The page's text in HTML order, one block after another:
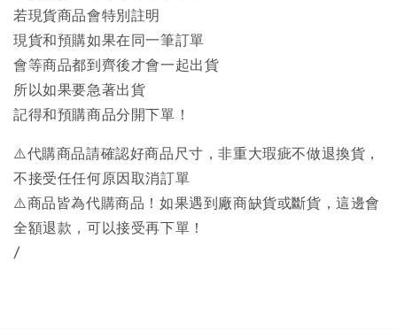
若現貨商品會特別註明
現貨和預購如果在同一筆訂單
會等商品都到齊後才會一起出貨
所以如果要急著出貨
記得和預購商品分開下單！
⚠️代購商品請確認好商品尺寸，非重大瑕疵不做退換貨，
不接受任任何原因取消訂單
⚠️商品皆為代購商品！如果遇到廠商缺貨或斷貨，這邊會
全額退款，可以接受再下單！
/